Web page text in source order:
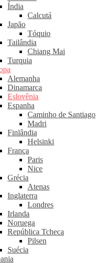
Índia
Calcutá
Japão
Tóquio
Tailândia
Chiang Mai
Turquia
Alemanha
Dinamarca
Eslovênia
Espanha
Caminho de Santiago
Madri
Finlândia
Helsinki
França
Paris
Nice
Grécia
Atenas
Inglaterra
Londres
Irlanda
Noruega
República Tcheca
Pilsen
Suécia